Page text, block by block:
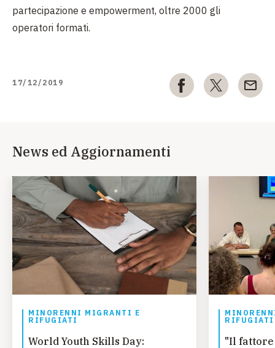
partecipazione e empowerment, oltre 2000 gli
operatori formati.
17/12/2019
News ed Aggiornamenti
MINORENNI MIGRANTI E
RIFUGIATI
World Youth Skills Day:
RIFUGIATI
"Il fattore